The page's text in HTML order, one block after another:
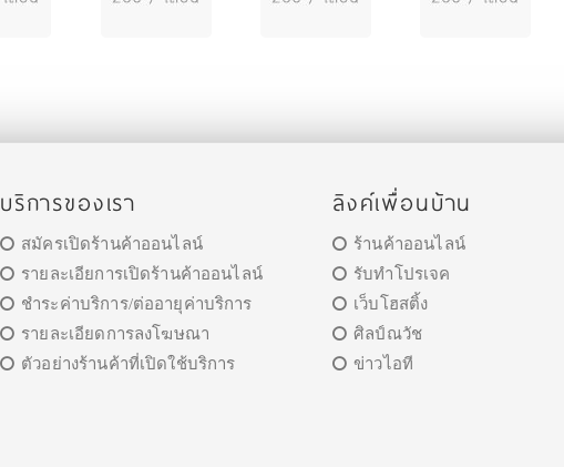
บริการของเรา
สมัครเปิดร้านค้าออนไลน์
รายละเอียการเปิดร้านค้าออนไลน์
ชำระค่าบริการ/ต่ออายุค่าบริการ
รายละเอียดการลงโฆษณา
ตัวอย่างร้านค้าที่เปิดใช้บริการ
ลิงค์เพื่อนบ้าน
ร้านค้าออนไลน์
รับทำโปรเจค
เว็บโฮสติ้ง
ศิลป์ณวัช
ข่าวไอที